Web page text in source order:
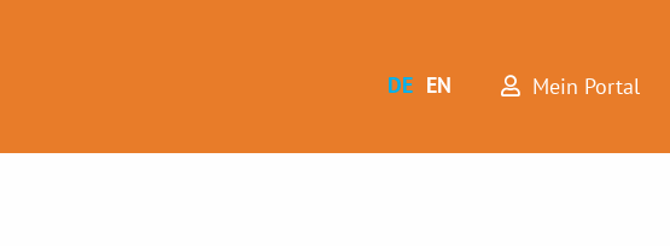
DE EN Mein Portal